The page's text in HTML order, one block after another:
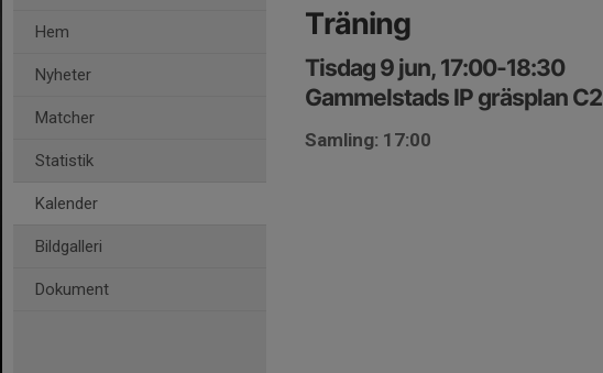
Hem
Nyheter
Matcher
Statistik
Kalender
Bildgalleri
Dokument
Träning
Tisdag 9 jun, 17:00-18:30
Gammelstads IP gräsplan C2
Samling: 17:00